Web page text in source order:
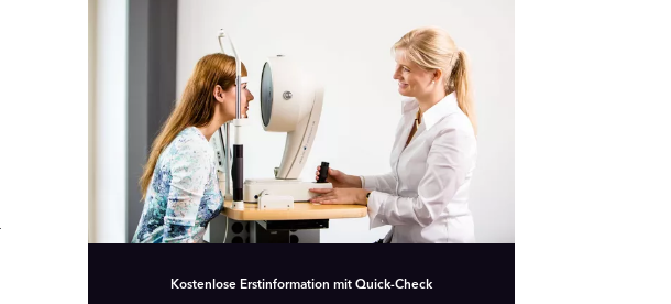
Kostenlose Erstinformation mit Quick-Check